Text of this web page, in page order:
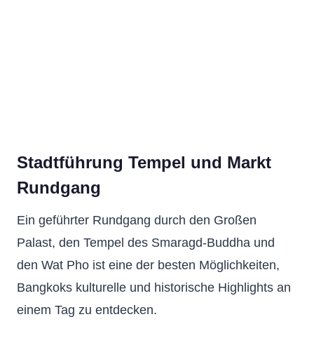
Stadtführung Tempel und Markt
Rundgang
Ein geführter Rundgang durch den Großen
Palast, den Tempel des Smaragd-Buddha und
den Wat Pho ist eine der besten Möglichkeiten,
Bangkoks kulturelle und historische Highlights an
einem Tag zu entdecken.